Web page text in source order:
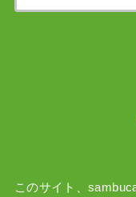
このサイト、